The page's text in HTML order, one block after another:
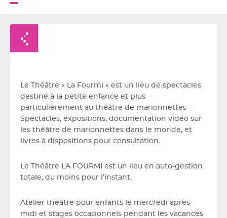
Le Théâtre « La Fourmi » est un lieu de spectacles
destiné à la petite enfance et plus
particulièrement au théâtre de marionnettes –
Spectacles, expositions, documentation vidéo sur
les théâtre de marionnettes dans le monde, et
livres à dispositions pour consultation.
Le Théâtre LA FOURMI est un lieu en auto-gestion
totale, du moins pour l’instant.
Atelier théâtre pour enfants le mercredi après-
midi et stages occasionnels pendant les vacances